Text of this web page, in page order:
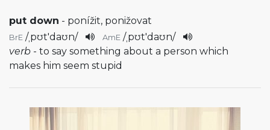
put down - ponížit, ponižovat
BrE /ˌpʊt'daʊn/ AmE /ˌpʊt'daʊn/
verb - to say something about a person which
makes him seem stupid